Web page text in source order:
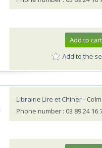
Add to cart
Add to the
Librairie Lire et Chiner-
Phone number : 03 89 24 16